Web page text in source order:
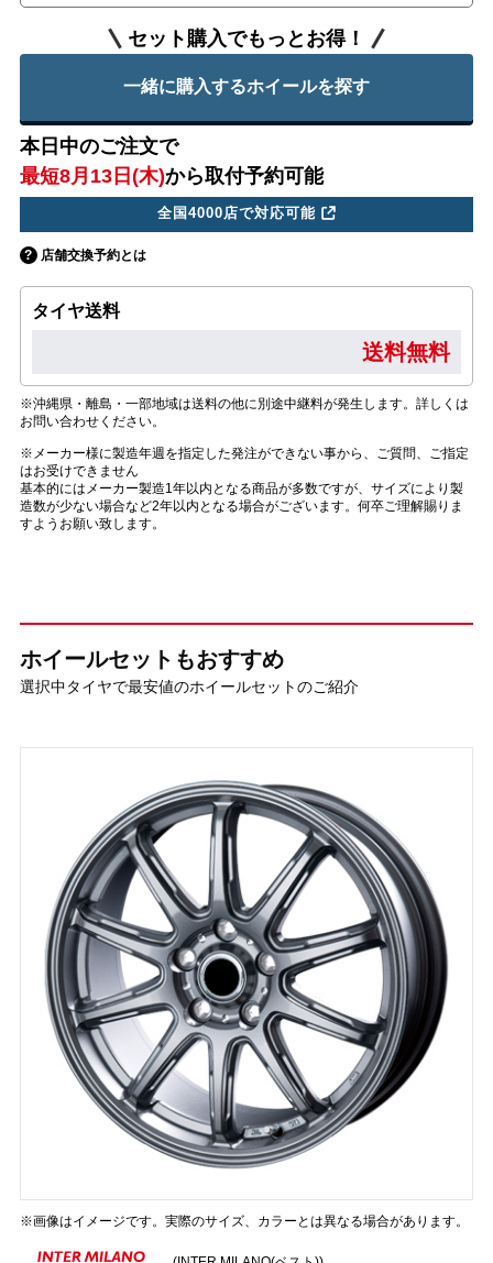
セット購入でもっとお得！
一緒に購入するホイールを探す
本日中のご注文で
最短8月13日(木)から取付予約可能
全国4000店で対応可能
店舗交換予約とは
タイヤ送料
送料無料
※沖縄県・離島・一部地域は送料の他に別途中継料が発生します。詳しくは
お問い合わせください。
※メーカー様に製造年週を指定した発注ができない事から、ご質問、ご指定
はお受けできません
基本的にはメーカー製造1年以内となる商品が多数ですが、サイズにより製
造数が少ない場合など2年以内となる場合がございます。何卒ご理解賜りま
すようお願い致します。
ホイールセットもおすすめ
選択中タイヤで最安値のホイールセットのご紹介
※画像はイメージです。実際のサイズ、カラーとは異なる場合があります。